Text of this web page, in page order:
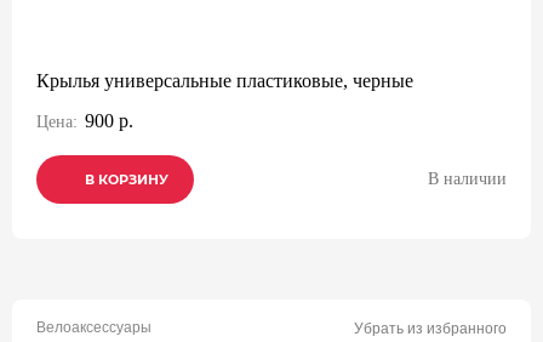
Крылья универсальные пластиковые, черные
Цена: 900 р.
В КОРЗИНУ
В КОРЗИНУ
В КОРЗИНУ В наличии
Велоаксессуары Убрать из избранного